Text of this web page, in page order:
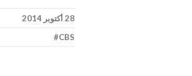
28 أكتوبر 2014
CBS